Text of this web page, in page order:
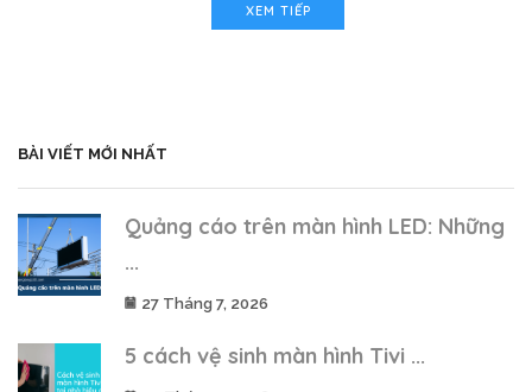
XEM TIẾP
BÀI VIẾT MỚI NHẤT
Quảng cáo trên màn hình LED: Những
...
27 Tháng 7, 2026
5 cách vệ sinh màn hình Tivi ...